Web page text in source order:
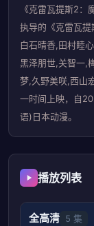
《克雷瓦提斯2
执导的《克雷瓦
白石晴香,田村睦
黑泽朋世,关智一,
梦,久野美咲,西山
一时间上映，自
语)日本动漫。
播放列表
全高清 5 集